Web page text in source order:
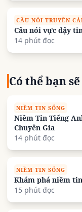
CÂU NÓI TRUYỀN
Câu nói vực dậy
14 phút đọc
Có thể bạn
NIỀM TIN SỐNG
Niềm Tin Tiếng
Chuyên Gia
14 phút đọc
NIỀM TIN SỐNG
Khám phá niềm
15 phút đọc